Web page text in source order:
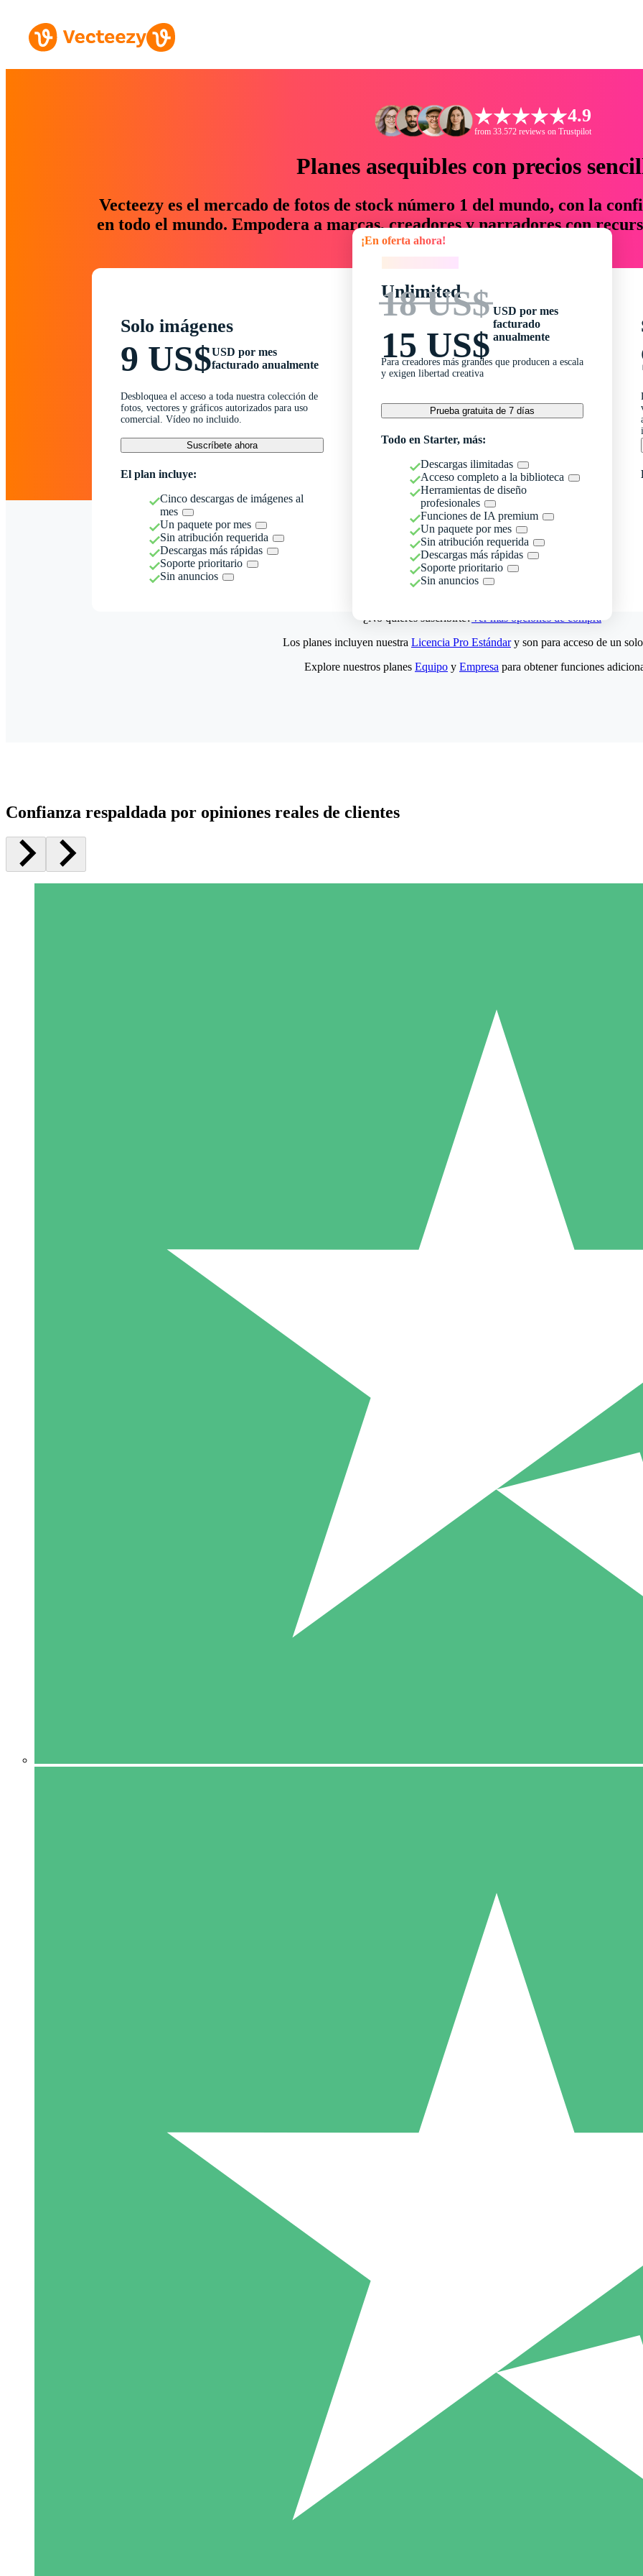
4.9
from 33.572 reviews on Trustpilot
Planes asequibles con precios
Vecteezy es el mercado de fotos de stock número 1 del mundo, con la
en todo el mundo. Empodera a marcas, creadores y narradores con
un 76 % en tiempo y presupuesto.
Solo imágenes
9 US$USD por mes
facturado anualmente
Desbloquea el acceso a toda nuestra colección de
fotos, vectores y gráficos autorizados para uso
comercial. Vídeo no incluido.
Suscríbete ahora
El plan incluye:
Cinco descargas de imágenes al
mes
Un paquete por mes
Sin atribución requerida
Descargas más rápidas
Soporte prioritario
Sin anuncios
¡En oferta ahora!
Unlimited
18 US$
15 US$
USD por mes
facturado
anualmente
Para creadores más grandes que producen a escala
y exigen libertad creativa
Prueba gratuita de 7 días
Todo en Starter, más:
Descargas ilimitadas
Acceso completo a la biblioteca
Herramientas de diseño
profesionales
Funciones de IA premium
Un paquete por mes
Sin atribución requerida
Descargas más rápidas
Soporte prioritario
Sin anuncios
¿No quieres suscribirte?Ver más opciones de compra
5 Descargas
15
Los planes incluyen nuestra Licencia Pro Estándary son para acceso de un
Explore nuestros planes Equipo y Empresa para obtener funciones
Confianza respaldada por opiniones reales de clientes